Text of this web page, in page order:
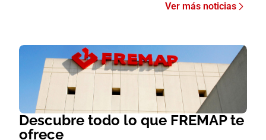
Ver más noticias
Descubre todo lo que FREMAP te
ofrece